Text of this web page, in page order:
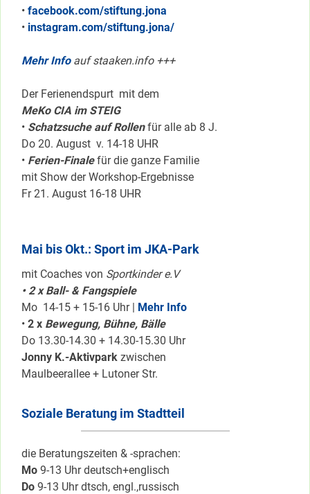
• facebook.com/stiftung.jona
• instagram.com/stiftung.jona/
Mehr Infoauf staaken.info +++
Der Ferienendspurt mit dem
MeKo CIA im STEIG
• Schatzsuche auf Rollenfür alle ab 8 J.
Do 20. August v. 14-18 UHR
• Ferien-Finalefür die ganze Familie
mit Show der Workshop-Ergebnisse
Fr 21. August 16-18 UHR
Mai bis Okt.: Sport im JKA-Park
mit Coaches von Sportkinder e.V
• 2 x Ball- & Fangspiele
Mo 14-15 + 15-16 Uhr |
Mehr Info
• 2 x Bewegung, Bühne, Bälle
Do 13.30-14.30 + 14.30-15.30 Uhr
Jonny K.-Aktivpark zwischen
Maulbeerallee + Lutoner Str.
Soziale Beratung im Stadtteil
die Beratungszeiten & -sprachen:
Mo 9-13 Uhr deutsch+englisch
Do 9-13 Uhr dtsch, engl.,russisch